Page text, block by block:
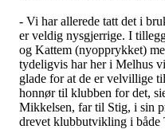
- Vi har allerede tatt det i
er veldig nysgjerrige. I
og Kattem (nyopprykket)
tydeligvis har her i Melhus
glade for at de er velvillige
honnør til klubben for det,
Mikkelsen, far til Stig, i sin
drevet klubbutvikling i